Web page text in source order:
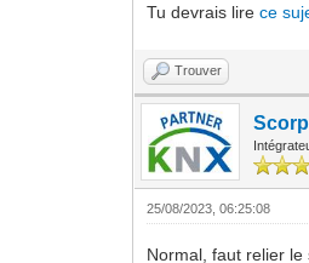
Tu devrais lirece
Trouver
25/08/2023, 06:25:08
Normal, faut relier le